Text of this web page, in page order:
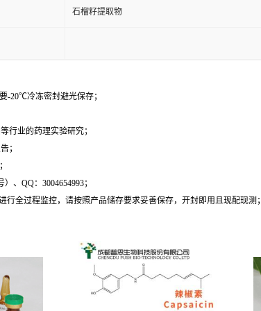
石榴籽提取物
-20℃冷冻密封避光保存；
行业的药理实验研究；
；
、QQ：3004654993；
行全过程监控，请按照产品储存要求妥善保存，开封即用且现配现测；